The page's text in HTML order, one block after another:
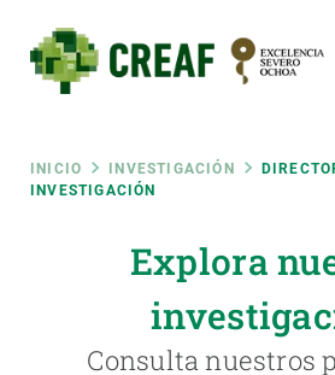
contenido
principal
Ruta
navegación
INICIO INVESTIGACIÓN
INVESTIGACIÓN
Explora
Consulta nuestros
RRSS
Featured
responsive
SOBRE NOSOTROS